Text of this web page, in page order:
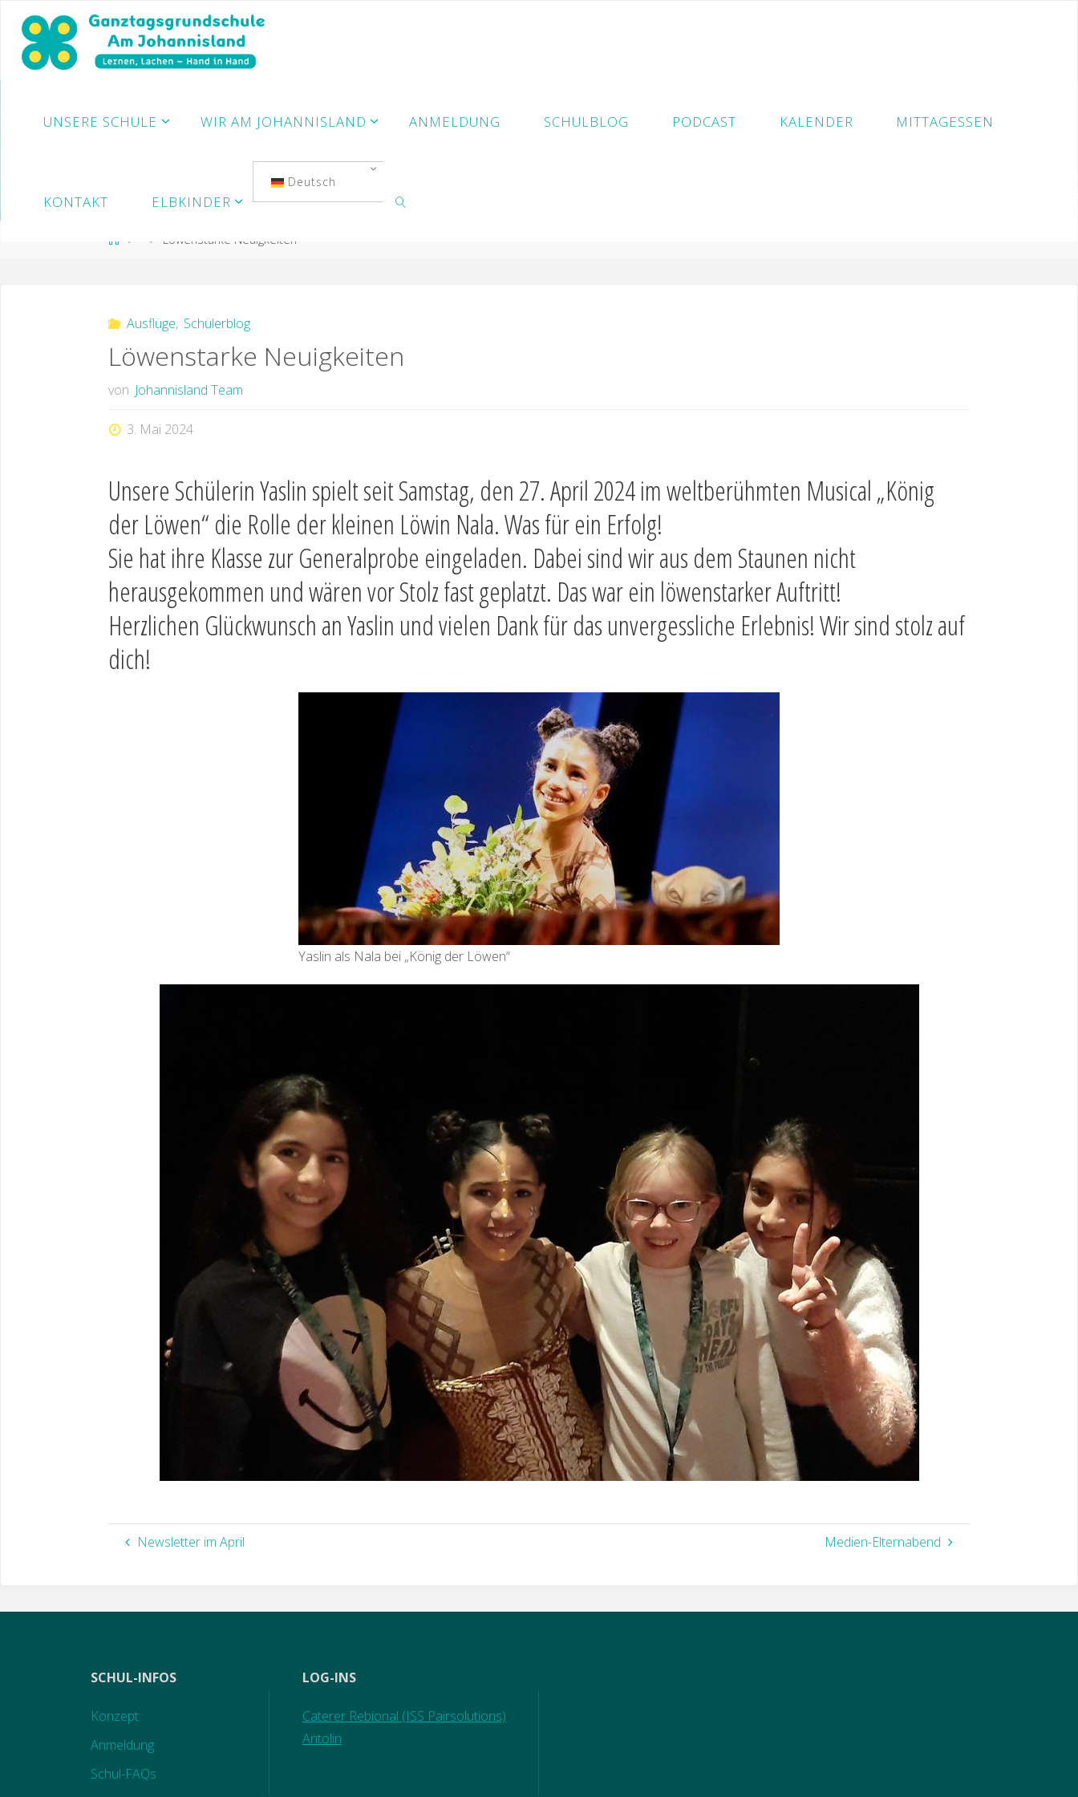
Inhalt
springen
UNSERE SCHULE WIR AM JOHANNISLAND ANMELDUNG SCHULBLOG PODCAST KALENDER MITTAGESSEN
KONTAKT ELBKINDER
Deutsch
Start Löwenstarke Neuigkeiten
Ausflüge, Schülerblog
Löwenstarke Neuigkeiten
von Johannisland Team
3. Mai 2024
Unsere Schülerin Yaslin spielt seit Samstag, den 27. April 2024 im weltberühmten Musical „König
der Löwen“ die Rolle der kleinen Löwin Nala. Was für ein Erfolg!
Sie hat ihre Klasse zur Generalprobe eingeladen. Dabei sind wir aus dem Staunen nicht
herausgekommen und wären vor Stolz fast geplatzt. Das war ein löwenstarker Auftritt!
Herzlichen Glückwunsch an Yaslin und vielen Dank für das unvergessliche Erlebnis! Wir sind stolz auf
dich!
Yaslin als Nala bei „König der Löwen“
Newsletter im April Medien-Elternabend
SCHUL-INFOS
Konzept
Anmeldung
Schul-FAQs
LOG-INS
Caterer Rebional (ISS Pairsolutions)
Antolin